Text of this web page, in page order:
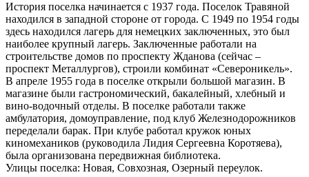
История поселка начинается с 1937 года. Поселок Травяной
находился в западной стороне от города. С 1949 по 1954 годы
здесь находился лагерь для немецких заключенных, это был
наиболее крупный лагерь. Заключенные работали на
строительстве домов по проспекту Жданова (сейчас –
проспект Металлургов), строили комбинат «Североникель».
В апреле 1955 года в поселке открыли большой магазин. B
магазине были гастрономический, бакалейный, хлебный и
вино-водочный отделы. В поселке работали также
амбулатория, домоуправление, под клуб Железнодорожников
переделали барак. При клубе работал кружок юных
киномехаников (руководила Лидия Сергеевна Коротяева),
была организована передвижная библиотека.
Улицы поселка: Новая, Совхозная, Озерный переулок.